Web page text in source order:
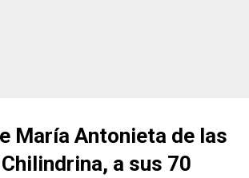
María Antonieta de las
a sus 70